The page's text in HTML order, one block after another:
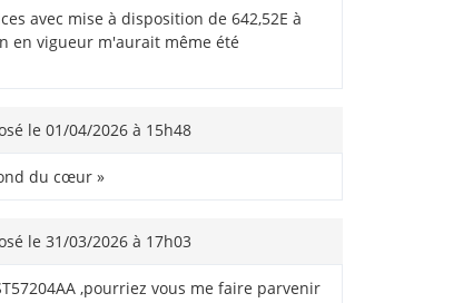
avec mise à disposition de 642,52E à
en vigueur m'aurait même été
le 01/04/2026 à 15h48
du cœur »
le 31/03/2026 à 17h03
,pourriez vous me faire parvenir